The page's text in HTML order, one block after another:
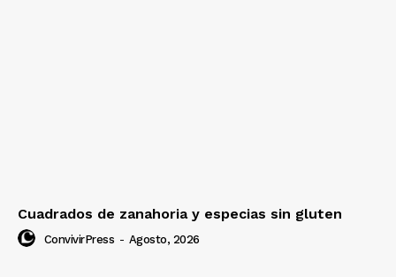
Cuadrados de zanahoria y especias sin gluten
ConvivirPress - Agosto, 2026